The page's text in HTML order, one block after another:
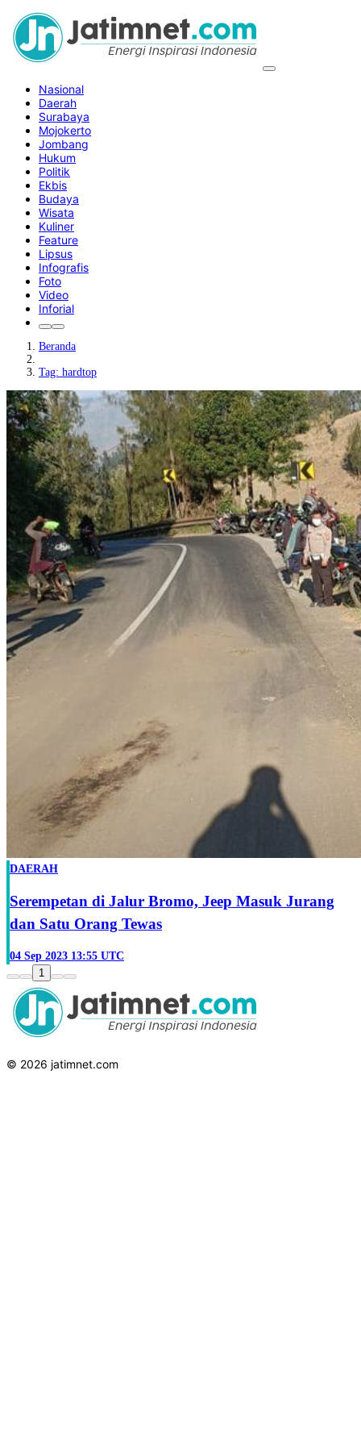
Nasional
Daerah
Surabaya
Mojokerto
Jombang
Hukum
Politik
Ekbis
Budaya
Wisata
Kuliner
Feature
Lipsus
Infografis
Foto
Video
Inforial
Beranda
Tag: hardtop
DAERAH
Serempetan di Jalur Bromo, Jeep Masuk Jurang
dan Satu Orang Tewas
04 Sep 2023 13:55 UTC
1
© 2026 jatimnet.com